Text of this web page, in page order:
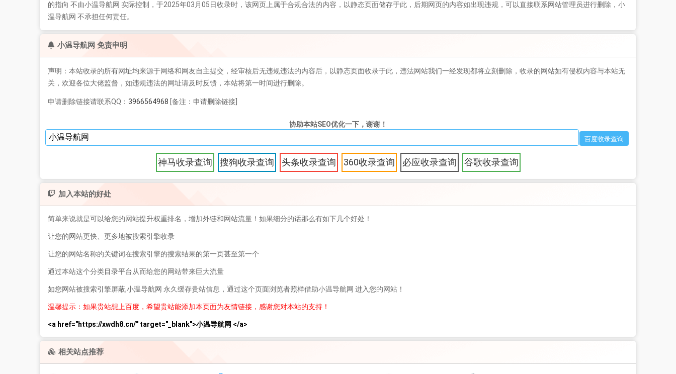
的指向 不由小温导航网 实际控制，于2025年03月05日收录时，该网页上属于合规合法的内容，以静态页面储存于此，后期网页的内容如出现违规，可以直接联系网站管理员进行删除，小
温导航网 不承担任何责任。
小温导航网 免责申明
声明：本站收录的所有网址均来源于网络和网友自主提交，经审核后无违规违法的内容后，以静态页面收录于此，违法网站我们一经发现都将立刻删除，收录的网站如有侵权内容与本站无
关，欢迎各位大佬监督，如违规违法的网址请及时反馈，本站将第一时间进行删除。
申请删除链接请联系QQ： 3966564968 [备注：申请删除链接]
协助本站SEO优化一下，谢谢！
神马收录查询 搜狗收录查询 头条收录查询 360收录查询 必应收录查询 谷歌收录查询
加入本站的好处
简单来说就是可以给您的网站提升权重排名，增加外链和网站流量！如果细分的话那么有如下几个好处！
让您的网站更快、更多地被搜索引擎收录
让您的网站名称的关键词在搜索引擎的搜索结果的第一页甚至第一个
通过本站这个分类目录平台从而给您的网站带来巨大流量
如您网站被搜索引擎屏蔽,小温导航网 永久缓存贵站信息，通过这个页面浏览者照样借助小温导航网 进入您的网站！
温馨提示：如果贵站想上百度，希望贵站能添加本页面为友情链接，感谢您对本站的支持！
<a href="https://xwdh8.cn/" target="_blank">小温导航网 </a>
相关站点推荐